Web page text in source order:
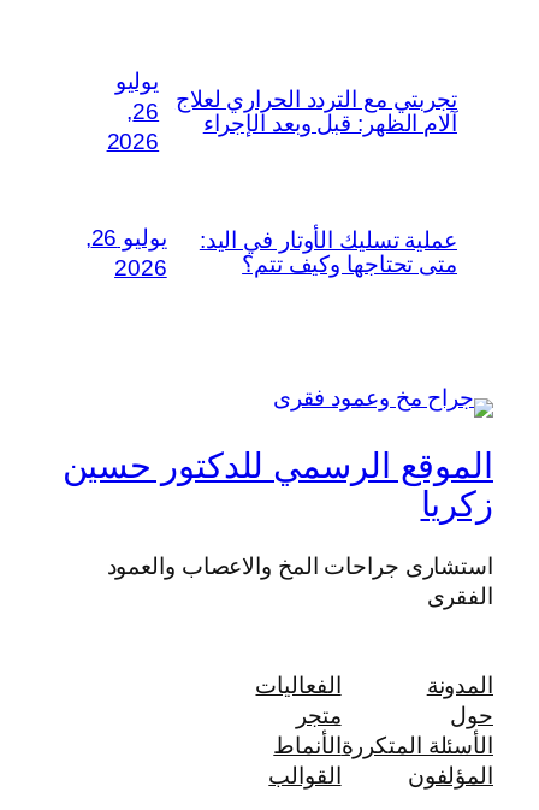
تجربتي مع التردد الحراري لعلاج
آلام الظهر: قبل وبعد الإجراء
يوليو
26,
2026
عملية تسليك الأوتار في اليد:
متى تحتاجها وكيف تتم؟
يوليو 26,
2026
الموقع الرسمي للدكتور حسين
زكريا
استشارى جراحات المخ والاعصاب والعمود
الفقرى
المدونة
حول
الأسئلة المتكررة
المؤلفون
الفعاليات
متجر
الأنماط
القوالب